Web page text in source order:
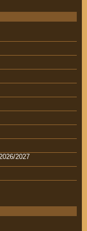
2027